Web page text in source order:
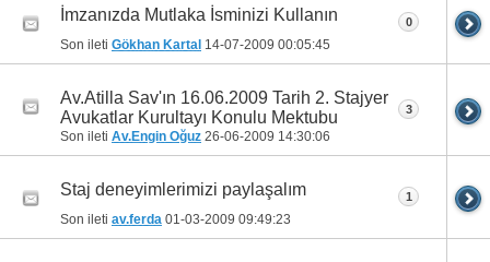
İmzanızda Mutlaka İsminizi Kullanın
Son ileti Gökhan Kartal 14-07-2009 00:05:45
0
Av.Atilla Sav'ın 16.06.2009 Tarih 2. Stajyer
Avukatlar Kurultayı Konulu Mektubu
Son ileti Av.Engin Oğuz 26-06-2009 14:30:06
3
Staj deneyimlerimizi paylaşalım
Son ileti av.ferda 01-03-2009 09:49:23
1